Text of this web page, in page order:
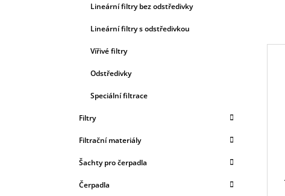
Lineární filtry bez odstředivky
Lineární filtry s odstředivkou
Vířivé filtry
Odstředivky
Speciální filtrace
Filtry
Filtrační materiály
Šachty pro čerpadla
Čerpadla
V